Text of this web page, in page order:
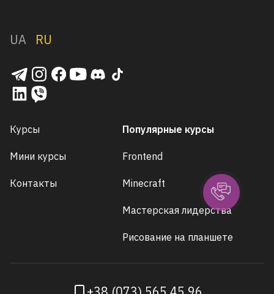
UA RU
Курсы
Мини курсы
Контакты
Популярные курсы
Frontend
Minecraft
Мастерская лидерства
Рисование на планшете